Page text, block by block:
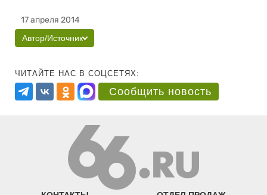
17 апреля 2014
Автор/Источник
ЧИТАЙТЕ НАС В СОЦСЕТЯХ:
Сообщить новость